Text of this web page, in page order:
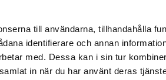
till användarna, tillhandahålla
identifierare och annan
med. Dessa kan i sin tur
in när du har använt deras
Warhammer 40K Terrain Area Set